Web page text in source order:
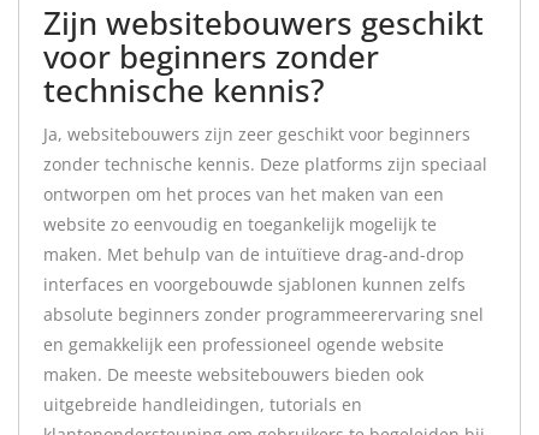
Zijn websitebouwers geschikt
voor beginners zonder
technische kennis?
Ja, websitebouwers zijn zeer geschikt voor beginners
zonder technische kennis. Deze platforms zijn speciaal
ontworpen om het proces van het maken van een
website zo eenvoudig en toegankelijk mogelijk te
maken. Met behulp van de intuïtieve drag-and-drop
interfaces en voorgebouwde sjablonen kunnen zelfs
absolute beginners zonder programmeerervaring snel
en gemakkelijk een professioneel ogende website
maken. De meeste websitebouwers bieden ook
uitgebreide handleidingen, tutorials en